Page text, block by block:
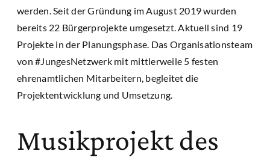
werden. Seit der Gründung im August 2019 wurden
bereits 22 Bürgerprojekte umgesetzt. Aktuell sind 19
Projekte in der Planungsphase. Das Organisationsteam
von #JungesNetzwerk mit mittlerweile 5 festen
ehrenamtlichen Mitarbeitern, begleitet die
Projektentwicklung und Umsetzung.
Musikprojekt des